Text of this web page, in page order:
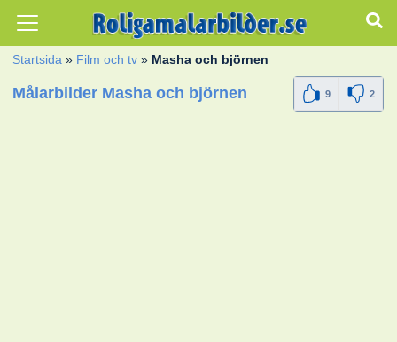
Startsida » Film och tv » Masha och björnen
Målarbilder Masha och björnen 9 2